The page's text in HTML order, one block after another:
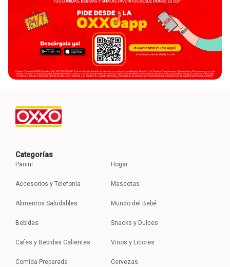
Categorías
Panini
Accesorios y Telefonia
Alimentos Saludables
Bebidas
Cafes y Bebidas Calientes
Comida Preparada
Hogar
Mascotas
Mundo del Bebé
Snacks y Dulces
Vinos y Licores
Cervezas